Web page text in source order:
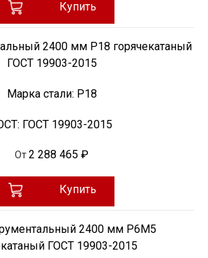
Купить
2400 мм Р18 горячекатаный
ГОСТ 19903-2015
Марка стали: Р18
ГОСТ 19903-2015
От2 288 465 ₽
Купить
2400 мм Р6М5
ГОСТ 19903-2015